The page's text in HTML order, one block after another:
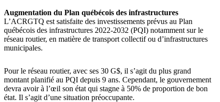
Augmentation du Plan québécois des infrastructures
L’ACRGTQ est satisfaite des investissements prévus au Plan
québécois des infrastructures 2022-2032 (PQI) notamment sur le
réseau routier, en matière de transport collectif ou d’infrastructures
municipales.
Pour le réseau routier, avec ses 30 G$, il s’agit du plus grand
montant planifié au PQI depuis 9 ans. Cependant, le gouvernement
devra avoir à l’œil son état qui stagne à 50% de proportion de bon
état. Il s’agit d’une situation préoccupante.